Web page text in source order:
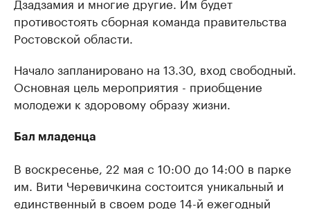
противостоять сборная команда правительства
Ростовской области.
Начало запланировано на 13.30, вход свободный.
Основная цель мероприятия - приобщение
молодежи к здоровому образу жизни.
Бал младенца
В воскресенье, 22 мая с 10:00 до 14:00 в парке
им. Вити Черевичкина состоится уникальный и
единственный в своем роде 14-й ежегодный